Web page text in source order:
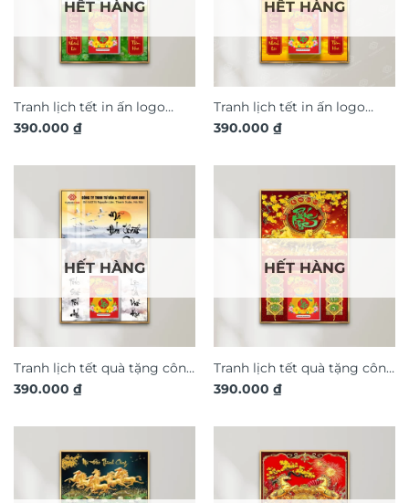
HẾT HÀNG
Tranh lịch tết in ấn logo
thiết kế theo yêu cầu Mã
390.000 ₫
HẾT HÀNG
Tranh lịch tết in ấn logo
thiết kế theo yêu cầu Mã
390.000 ₫
HẾT HÀNG
Tranh lịch tết quà tặng công
ty khách hàng Mã Đáo
390.000 ₫
HẾT HÀNG
Tranh lịch tết quà tặng công
ty khách hàng Mã Đáo
390.000 ₫